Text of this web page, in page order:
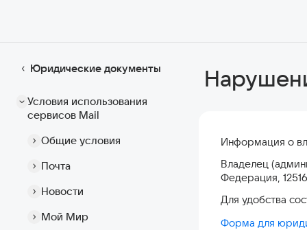
Юридические документы
Условия использования
сервисов Mail
Общие условия
Почта
Новости
Мой Мир
Информация о
Владелец
Федерация,
Для удобства
Форма для